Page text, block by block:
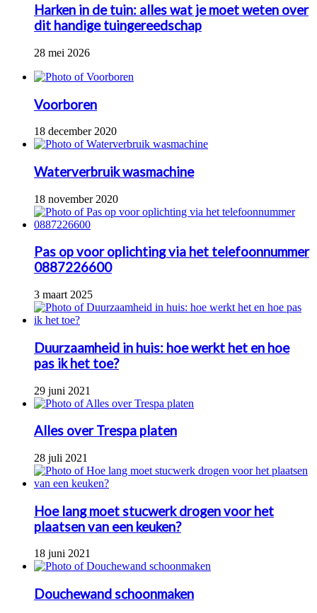
Harken in de tuin: alles wat je moet weten over
dit handige tuingereedschap
28 mei 2026
Voorboren
18 december 2020
Waterverbruik wasmachine
18 november 2020
Pas op voor oplichting via het telefoonnummer
0887226600
3 maart 2025
Duurzaamheid in huis: hoe werkt het en hoe
pas ik het toe?
29 juni 2021
Alles over Trespa platen
28 juli 2021
Hoe lang moet stucwerk drogen voor het
plaatsen van een keuken?
18 juni 2021
Douchewand schoonmaken